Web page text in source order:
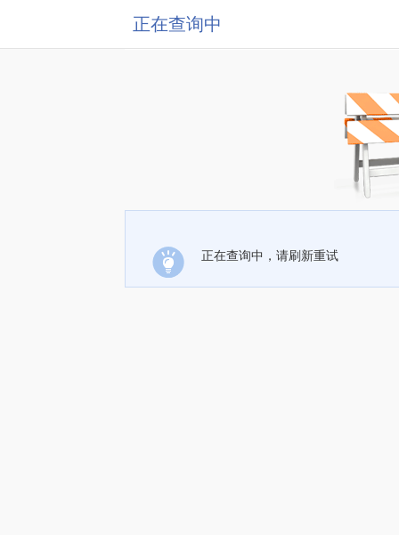
正在查询中
正在查询中，请刷新重试